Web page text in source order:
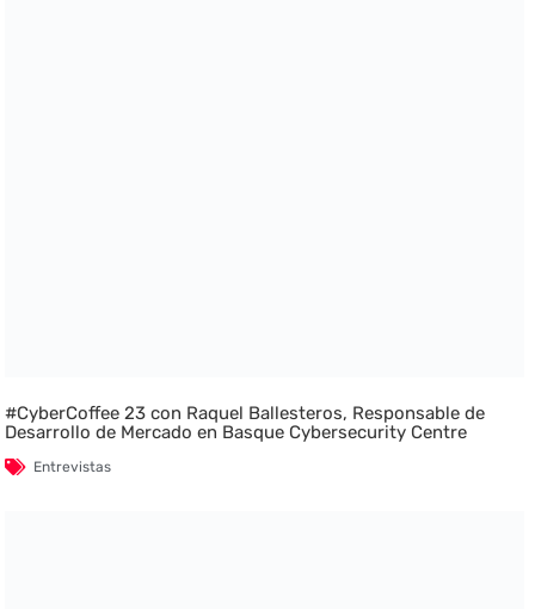
#CyberCoffee 23 con Raquel Ballesteros, Responsable de
Desarrollo de Mercado en Basque Cybersecurity Centre
Entrevistas